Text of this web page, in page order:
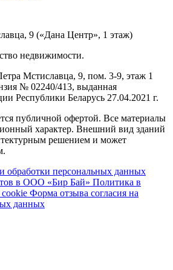
9 («Дана Центр», 1 этаж)
недвижимости.
Мстиславца, 9, пом. 3-9, этаж 1
№ 02240/413, выданная
Республики Беларусь 27.04.2021 г.
публичной офертой. Все материалы
характер. Внешний вид зданий
решением и может
обработки персональных данных
в ООО «Бир Бай» Политика в
Форма отзыва согласия на
данных